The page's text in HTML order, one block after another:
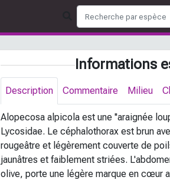
Informations
Description Commentaire Milieu
Alopecosa alpicola est une ''araignée
Lycosidae. Le céphalothorax est brun
rougeâtre et légèrement couverte de
jaunâtres et faiblement striées.
olive, porte une légère marque en cœur